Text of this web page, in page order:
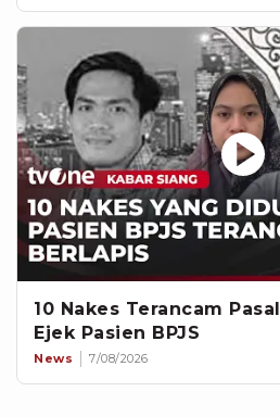
10 Nakes Terancam
Ejek Pasien BPJS
News 7/08/2026